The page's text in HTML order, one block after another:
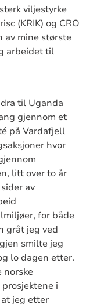
viljestyrke
(KRIK) og CRO
av mine største
arbeidet til
til Uganda
gjennom et
på Vardafjell
hvor
litt over to år
av
for både
gråt jeg ved
smilte jeg
lo dagen etter.
norske
i
jeg etter